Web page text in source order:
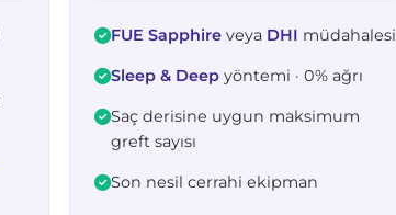
FUE Sapphire veya DHI müdahalesi
Sleep & Deep yöntemi · 0% ağrı
Saç derisine uygun maksimum
greft sayısı
Son nesil cerrahi ekipman